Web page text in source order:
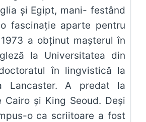
şi Egipt, mani- festând
fascinaţie aparte pentru
a obţinut maşterul în
la Universitatea din
în lingvistică la
Lancaster. A predat la
Cairo şi King Seoud. Deşi
o ca scriitoare a fost